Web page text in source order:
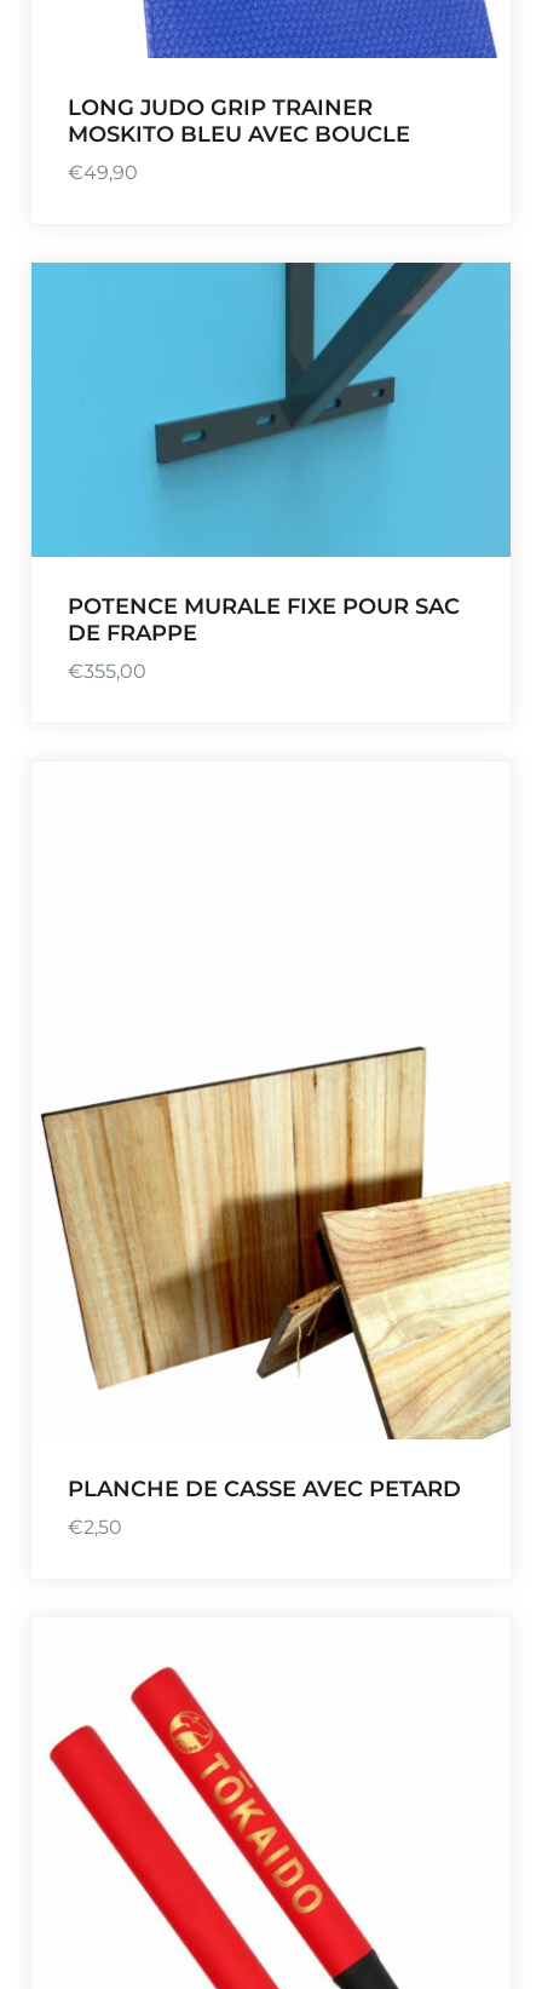
LONG JUDO GRIP TRAINER
MOSKITO BLEU AVEC BOUCLE
€49,90
POTENCE MURALE FIXE POUR SAC
DE FRAPPE
€355,00
PLANCHE DE CASSE AVEC PETARD
€2,50